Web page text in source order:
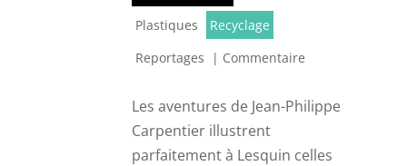
Plastiques
Recyclage
Reportages
| Commentaire
Les aventures de Jean-Philippe
Carpentier illustrent
parfaitement à Lesquin celles